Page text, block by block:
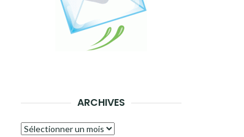
ARCHIVES
Archives